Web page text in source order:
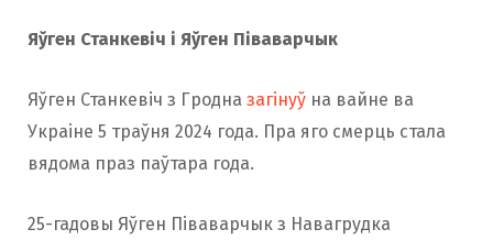
Яўген Станкевіч і Яўген Піваварчык
Яўген Станкевіч з Гродна загінуў на вайне ва
Украіне 5 траўня 2024 года. Пра яго смерць стала
вядома праз паўтара года.
25-гадовы Яўген Піваварчык з Навагрудка